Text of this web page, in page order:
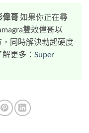
偉哥如果你正在尋
雙效偉哥以
同時解決勃起硬度
更多： Super